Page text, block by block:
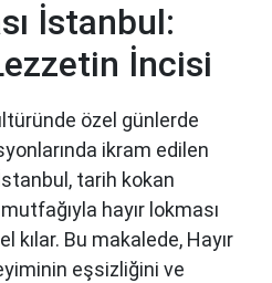
İstanbul:
İncisi
özel günlerde
ikram edilen
tarih kokan
hayır lokması
kılar. Bu makalede, Hayır
eşsizliğini ve